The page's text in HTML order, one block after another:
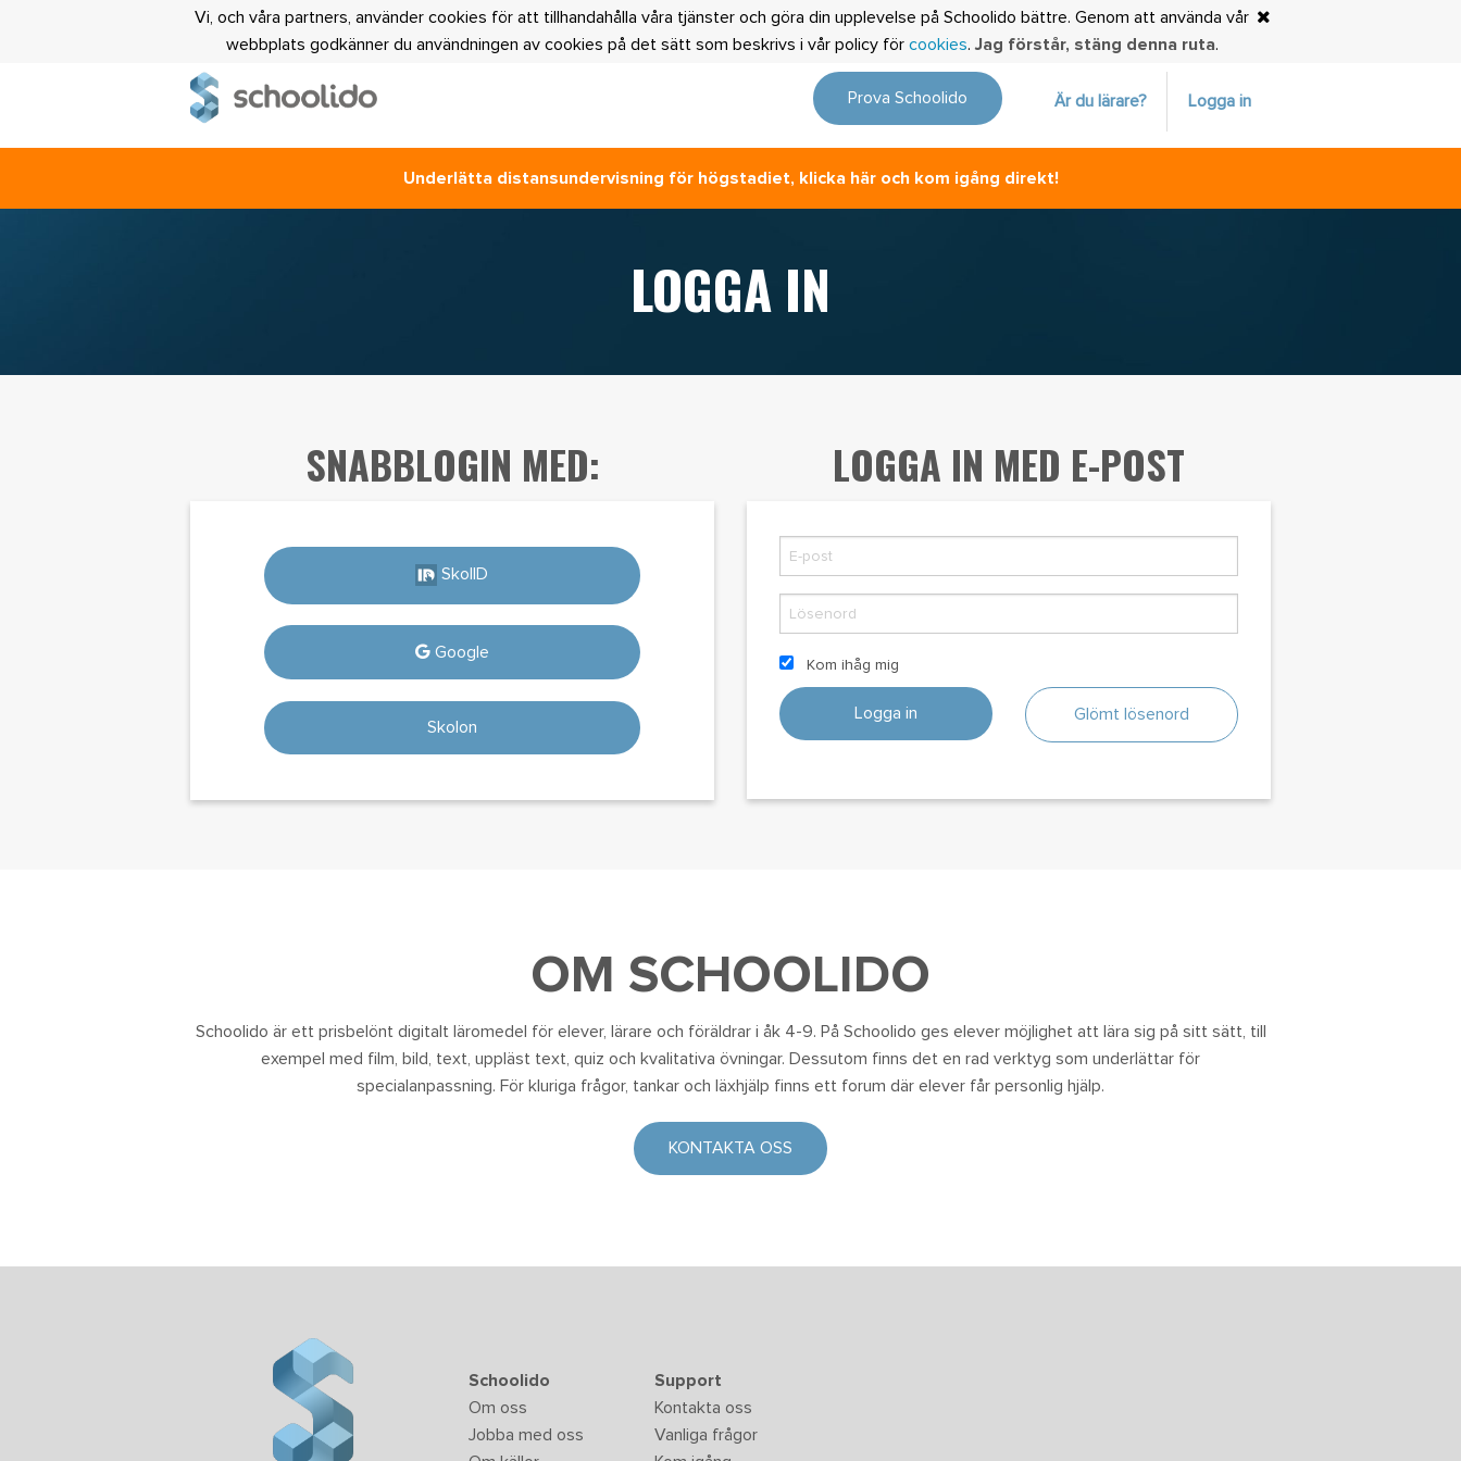
Vi, och våra partners, använder cookies för att tillhandahålla våra tjänster och göra din upplevelse på Schoolido bättre. Genom att använda vår
webbplats godkänner du användningen av cookies på det sätt som beskrivs i vår policy för cookies. Jag förstår, stäng denna ruta.
Prova Schoolido Är du lärare? Logga in
Underlätta distansundervisning för högstadiet, klicka här och kom igång direkt!
LOGGA IN
SNABBLOGIN MED:
SkolID
Google
Skolon
LOGGA IN MED E-POST
Kom ihåg mig
Logga in Glömt lösenord
OM SCHOOLIDO
Schoolido är ett prisbelönt digitalt läromedel för elever, lärare och föräldrar i åk 4-9. På Schoolido ges elever möjlighet att lära sig på sitt sätt, till
exempel med film, bild, text, uppläst text, quiz och kvalitativa övningar. Dessutom finns det en rad verktyg som underlättar för
specialanpassning. För kluriga frågor, tankar och läxhjälp finns ett forum där elever får personlig hjälp.
KONTAKTA OSS
Schoolido
Om oss
Jobba med oss
Support
Kontakta oss
Vanliga frågor